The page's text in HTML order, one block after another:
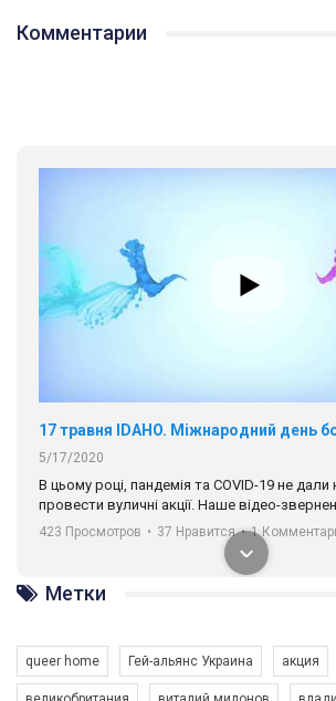
Комментарии
5/17/2020
В цьому році, пандемія та COVІD-19 не
провести вуличні акції. Наше відео-
навіть коли ми у різних містах та не
разом. Ми закликаємо всіх хто поділяє
солідарності, приєднатися до нас.
ГАУ є в 16 областях України.
Разом наш голос лунає гучніше!
423 Просмотров • 37 Нравится • 1
Метки
queer home Гей-альянс Украина акция